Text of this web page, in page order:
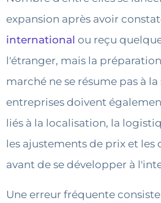
expansion après avoir
international ou reçu
l'étranger, mais la
marché ne se résume pas à
entreprises doivent
liés à la localisation, la
les ajustements de prix et les
avant de se développer à
Une erreur fréquente